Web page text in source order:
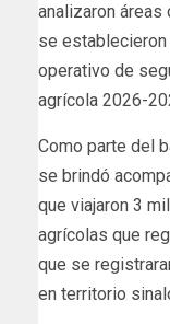
analizaron áreas
se
operativo de
agrícola 2026-
Como parte del
se brindó
que viajaron 3
agrícolas que
que se
en territorio